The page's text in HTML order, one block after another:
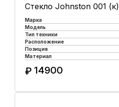
Стекло Johnston 001 (к)
Марка
Модель
Тип техники
Расположение
Позиция
Материал
₽ 14900